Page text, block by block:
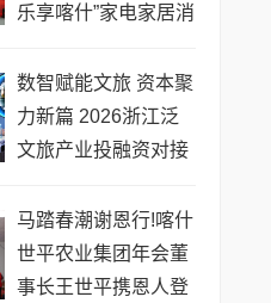
乐享喀什”家电家居消
数智赋能文旅 资本聚
力新篇 2026浙江泛
文旅产业投融资对接
马踏春潮谢恩行!喀什
世平农业集团年会董
事长王世平携恩人登